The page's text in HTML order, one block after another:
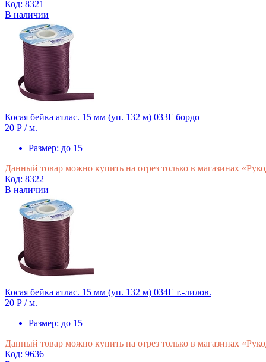
Код: 8321
В наличии
Косая бейка атлас. 15 мм (уп. 132 м) 033Г бордо
20 Р / м.
Размер: до 15
Данный товар можно купить на отрез только в магазинах
Код: 8322
В наличии
Косая бейка атлас. 15 мм (уп. 132 м) 034Г т.-лилов.
20 Р / м.
Размер: до 15
Данный товар можно купить на отрез только в магазинах
Код: 9636